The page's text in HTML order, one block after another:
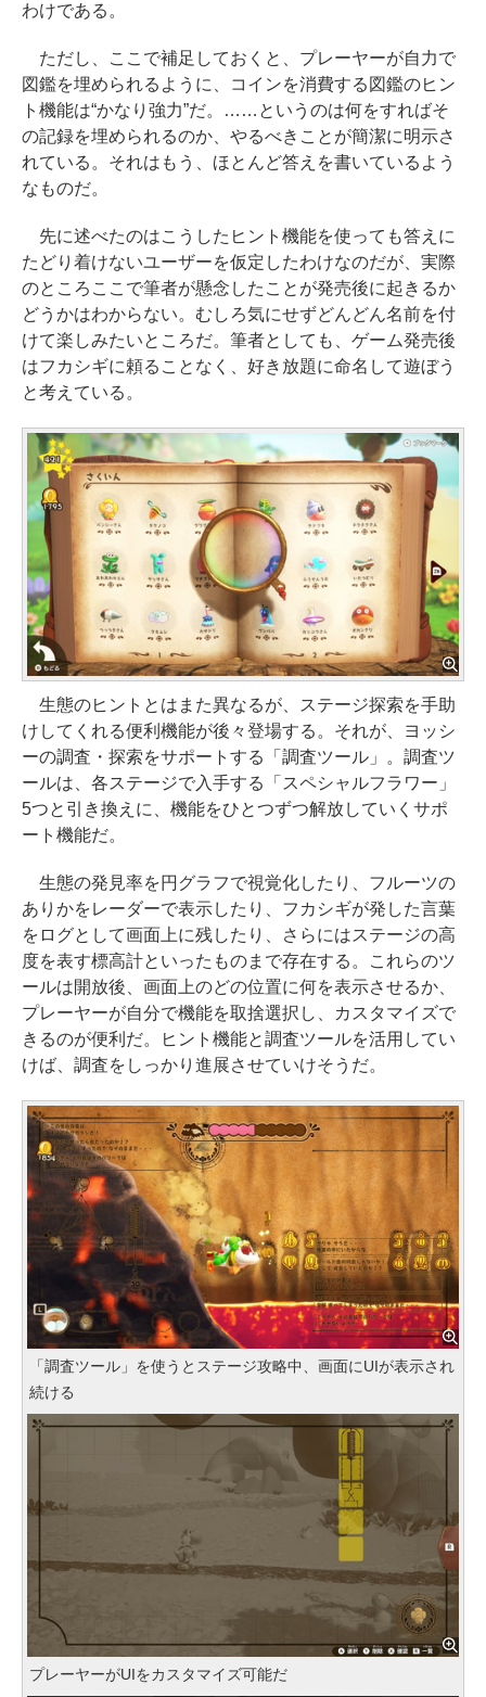
わけである。
ただし、ここで補足しておくと、プレーヤーが自力で
図鑑を埋められるように、コインを消費する図鑑のヒン
ト機能は“かなり強力”だ。……というのは何をすればそ
の記録を埋められるのか、やるべきことが簡潔に明示さ
れている。それはもう、ほとんど答えを書いているよう
なものだ。
先に述べたのはこうしたヒント機能を使っても答えに
たどり着けないユーザーを仮定したわけなのだが、実際
のところここで筆者が懸念したことが発売後に起きるか
どうかはわからない。むしろ気にせずどんどん名前を付
けて楽しみたいところだ。筆者としても、ゲーム発売後
はフカシギに頼ることなく、好き放題に命名して遊ぼう
と考えている。
生態のヒントとはまた異なるが、ステージ探索を手助
けしてくれる便利機能が後々登場する。それが、ヨッシ
ーの調査・探索をサポートする「調査ツール」。調査ツ
ールは、各ステージで入手する「スペシャルフラワー」
5つと引き換えに、機能をひとつずつ解放していくサポ
ート機能だ。
生態の発見率を円グラフで視覚化したり、フルーツの
ありかをレーダーで表示したり、フカシギが発した言葉
をログとして画面上に残したり、さらにはステージの高
度を表す標高計といったものまで存在する。これらのツ
ールは開放後、画面上のどの位置に何を表示させるか、
プレーヤーが自分で機能を取捨選択し、カスタマイズで
きるのが便利だ。ヒント機能と調査ツールを活用してい
けば、調査をしっかり進展させていけそうだ。
「調査ツール」を使うとステージ攻略中、画面にUIが表示され
続ける
プレーヤーがUIをカスタマイズ可能だ